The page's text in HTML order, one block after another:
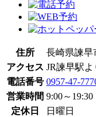
住所
長崎県諫早
アクセス JR諫早駅
電話番号 0957-47-
営業時間 9:00～19:30
定休日
日曜日